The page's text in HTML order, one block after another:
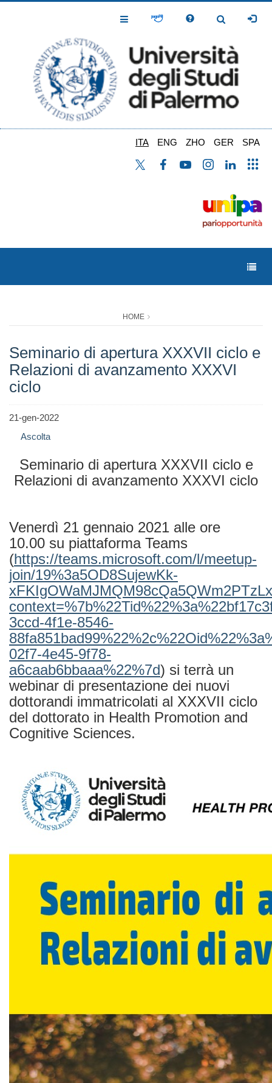
Toggle
Toggle
ITA ENG ZHO GER SPA
HOME
Seminario di apertura XXXVII ciclo e
Relazioni di avanzamento XXXVI
ciclo
21-gen-2022
Ascolta
Seminario di apertura XXXVII ciclo e
Relazioni di avanzamento XXXVI ciclo
Venerdì 21 gennaio 2021 alle ore
10.00 su piattaforma Teams
(https://teams.microsoft.com/l/meetup-
join/19%3a5OD8SujewKk-
3ccd-4f1e-8546-
02f7-4e45-9f78-
a6caab6bbaaa%22%7d) si terrà un
webinar di presentazione dei nuovi
dottorandi immatricolati al XXXVII ciclo
del dottorato in Health Promotion and
Cognitive Sciences.